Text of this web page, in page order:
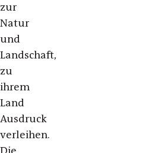
zur
Natur
und
Landschaft,
zu
ihrem
Land
Ausdruck
verleihen.